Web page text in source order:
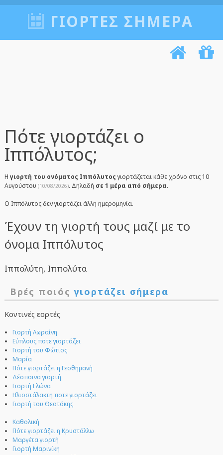
ΓΙΟΡΤΈΣ ΣΉΜΕΡΑ
Πότε γιορτάζει ο
Ιππόλυτος;
Η γιορτή του ονόματος Ιππόλυτοςγιορτάζεται κάθε χρόνο στις 10
Αυγούστου (10/08/2026). Δηλαδή σε 1 μέρα από σήμερα.
Ο Ιππόλυτος δεν γιορτάζει άλλη ημερομηνία.
Έχουν τη γιορτή τους μαζί με το
όνομα Ιππόλυτος
Ιππολύτη, Ιππολύτα
Βρές ποιόςγιορτάζει σήμερα
Κοντινές εορτές
Γιορτή Λωραίνη
Εύπλους ποτε γιορτάζει
Γιορτή του Φώτιος
Μαρία
Πότε γιορτάζει η Γεσθημανή
Δέσποινα γιορτή
Γιορτή Ελώνα
Ηλιοστάλακτη ποτε γιορτάζει
Γιορτή του Θεοτόκης
Καθολική
Πότε γιορτάζει η Κρυστάλλω
Μαργέτα γιορτή
Γιορτή Μαρινίκη